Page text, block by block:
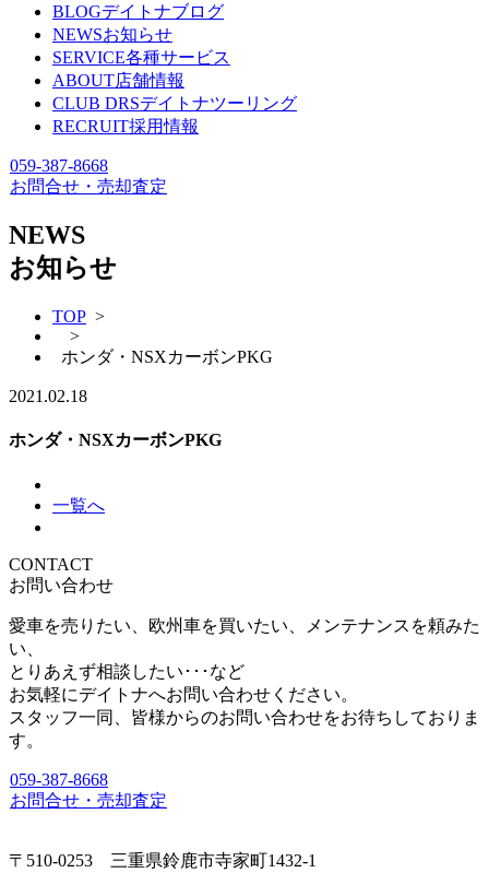
BLOGデイトナブログ
NEWSお知らせ
SERVICE各種サービス
ABOUT店舗情報
CLUB DRSデイトナツーリング
RECRUIT採用情報
059-387-8668
お問合せ・売却査定
NEWS
お知らせ
TOP >
>
ホンダ・NSXカーボンPKG
2021.02.18
ホンダ・NSXカーボンPKG
一覧へ
CONTACT
お問い合わせ
愛車を売りたい、欧州車を買いたい、メンテナンスを頼みた
い、
とりあえず相談したい･･･など
お気軽にデイトナへお問い合わせください。
スタッフ一同、皆様からのお問い合わせをお待ちしておりま
す。
059-387-8668
お問合せ・売却査定
〒510-0253 三重県鈴鹿市寺家町1432-1